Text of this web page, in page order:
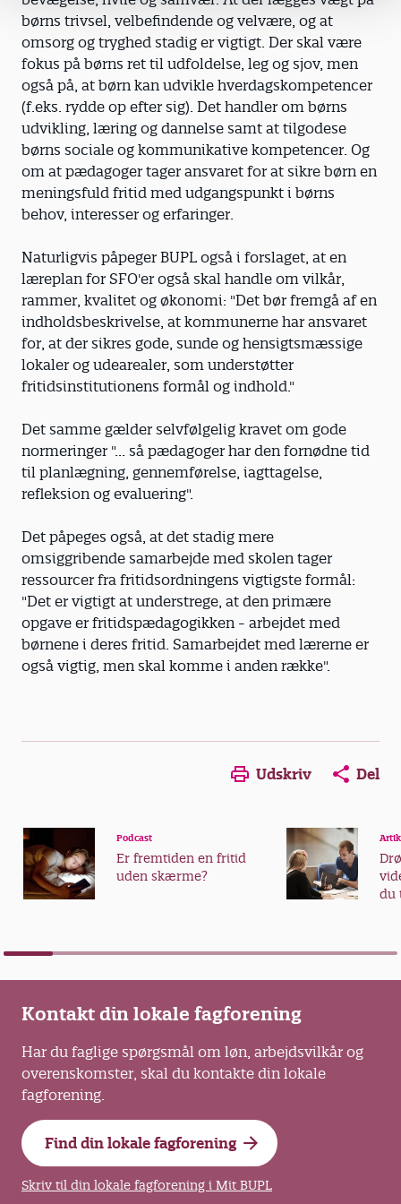
børns trivsel, velbefindende og velvære, og at
omsorg og tryghed stadig er vigtigt. Der skal være
fokus på børns ret til udfoldelse, leg og sjov, men
også på, at børn kan udvikle hverdagskompetencer
(f.eks. rydde op efter sig). Det handler om børns
udvikling, læring og dannelse samt at tilgodese
børns sociale og kommunikative kompetencer. Og
om at pædagoger tager ansvaret for at sikre børn en
meningsfuld fritid med udgangspunkt i børns
behov, interesser og erfaringer.
Naturligvis påpeger BUPL også i forslaget, at en
læreplan for SFO'er også skal handle om vilkår,
rammer, kvalitet og økonomi: "Det bør fremgå af en
indholdsbeskrivelse, at kommunerne har ansvaret
for, at der sikres gode, sunde og hensigtsmæssige
lokaler og udearealer, som understøtter
fritidsinstitutionens formål og indhold."
Det samme gælder selvfølgelig kravet om gode
normeringer "... så pædagoger har den fornødne tid
til planlægning, gennemførelse, iagttagelse,
refleksion og evaluering".
Det påpeges også, at det stadig mere
omsiggribende samarbejde med skolen tager
ressourcer fra fritidsordningens vigtigste formål:
"Det er vigtigt at understrege, at den primære
opgave er fritidspædagogikken - arbejdet med
børnene i deres fritid. Samarbejdet med lærerne er
også vigtig, men skal komme i anden række".
Udskriv Del
Podcast
Er fremtiden en fritid
uden skærme?
du
Kontakt din lokale fagforening
Har du faglige spørgsmål om løn, arbejdsvilkår og
overenskomster, skal du kontakte din lokale
fagforening.
Find din lokale fagforening
Skriv til din lokale fagforening i Mit BUPL